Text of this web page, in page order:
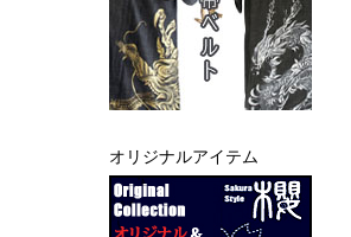
オリジナルアイテム